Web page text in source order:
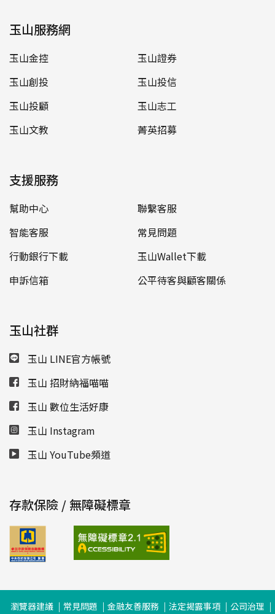
玉山服務網
玉山金控
玉山證券
玉山創投
玉山投信
玉山投顧
玉山志工
玉山文教
菁英招募
支援服務
幫助中心
聯繫客服
智能客服
常見問題
行動銀行下載
玉山Wallet下載
申訴信箱
公平待客與顧客關係
玉山社群
玉山 LINE官方帳號
玉山 招財納福喵喵
玉山 數位生活好康
玉山 Instagram
玉山 YouTube頻道
存款保險 / 無障礙標章
瀏覽器建議 常見問題 金融友善服務 法定揭露事項 公司治理